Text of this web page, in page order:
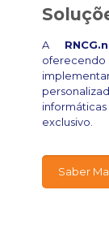
A
exclusivo.
Saber